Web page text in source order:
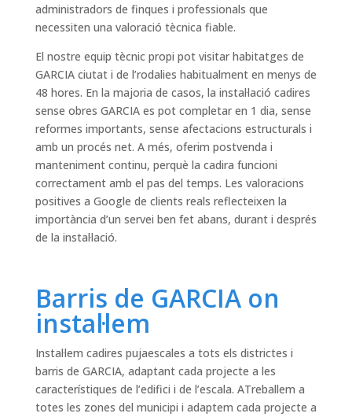
administradors de finques i professionals que
necessiten una valoració tècnica fiable.
El nostre equip tècnic propi pot visitar habitatges de
GARCIA ciutat i de l’rodalies habitualment en menys de
48 hores. En la majoria de casos, la instal·lació cadires
sense obres GARCIA es pot completar en 1 dia, sense
reformes importants, sense afectacions estructurals i
amb un procés net. A més, oferim postvenda i
manteniment continu, perquè la cadira funcioni
correctament amb el pas del temps. Les valoracions
positives a Google de clients reals reflecteixen la
importància d’un servei ben fet abans, durant i després
de la instal·lació.
Barris de GARCIA on
instal·lem
Instal·lem cadires pujaescales a tots els districtes i
barris de GARCIA, adaptant cada projecte a les
característiques de l’edifici i de l’escala. ATreballem a
totes les zones del municipi i adaptem cada projecte a